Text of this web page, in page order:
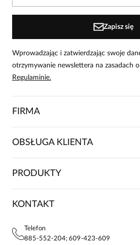
Zapisz się
Wprowadzając i zatwierdzając swoje
otrzymywanie newslettera na zasadach
Regulaminie.
FIRMA
FRANCZYZA
MAPA WITRYNY
KONTAKTY
OBSŁUGA KLIENTA
FAQ
POLITYKA PRYWATNOŚCI
STREFA STAŁEGO KLIENTA
PRODUKTY
KOSZULE DAMSKIE
KONTAKT
Telefon
885-552-204; 609-423-609